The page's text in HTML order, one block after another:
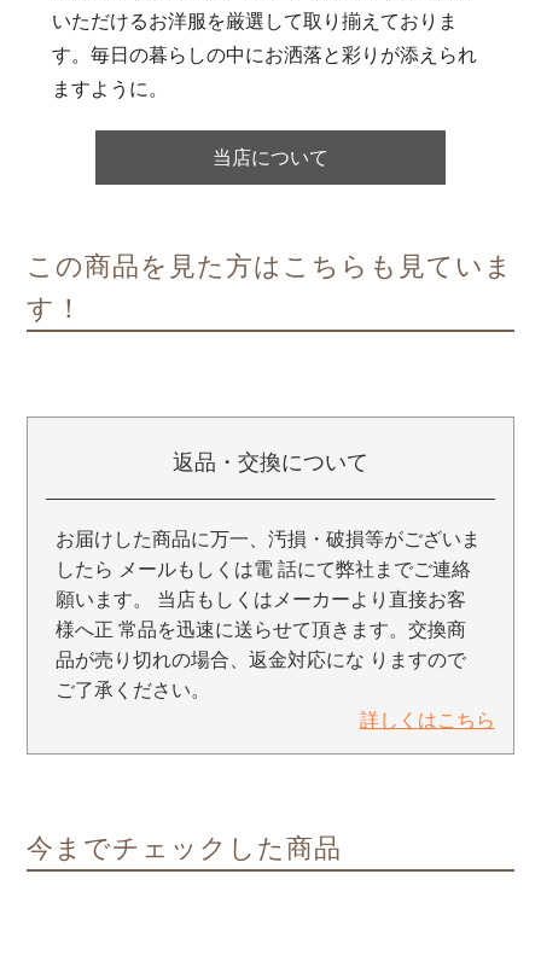
いただけるお洋服を厳選して取り揃えておりま
す。毎日の暮らしの中にお洒落と彩りが添えられ
ますように。
当店について
この商品を見た方はこちらも見ていま
す！
返品・交換について
お届けした商品に万一、汚損・破損等がございま
したら メールもしくは電 話にて弊社までご連絡
願います。 当店もしくはメーカーより直接お客
様へ正 常品を迅速に送らせて頂きます。交換商
品が売り切れの場合、返金対応にな りますので
ご了承ください。
詳しくはこちら
今までチェックした商品